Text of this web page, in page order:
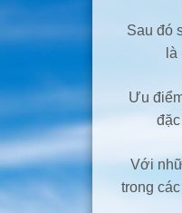
Sau đó
Ưu
Với
trong